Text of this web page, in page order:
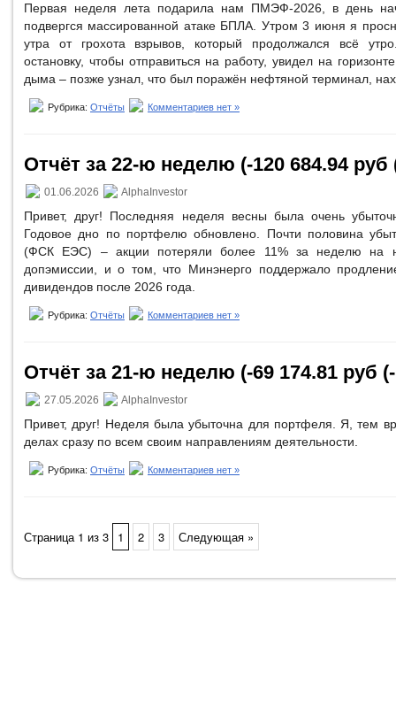
Первая неделя лета подарила нам ПМЭФ-2026, в день
подвергся массированной атаке БПЛА. Утром 3 июня я
утра от грохота взрывов, который продолжался всё
остановку, чтобы отправиться на работу, увидел на
дыма – позже узнал, что был поражён нефтяной терминал,
Рубрика: Отчёты Комментариев нет »
Отчёт за 22-ю неделю (-120 684.94 руб
01.06.2026 AlphaInvestor
Привет, друг! Последняя неделя весны была очень
Годовое дно по портфелю обновлено. Почти половина
(ФСК ЕЭС) – акции потеряли более 11% за неделю на
допэмиссии, и о том, что Минэнерго поддержало
дивидендов после 2026 года.
Рубрика: Отчёты Комментариев нет »
Отчёт за 21-ю неделю (-69 174.81 руб
27.05.2026 AlphaInvestor
Привет, друг! Неделя была убыточна для портфеля. Я, тем
делах сразу по всем своим направлениям деятельности.
Рубрика: Отчёты Комментариев нет »
Страница 1 из 3 1 2 3 Следующая »